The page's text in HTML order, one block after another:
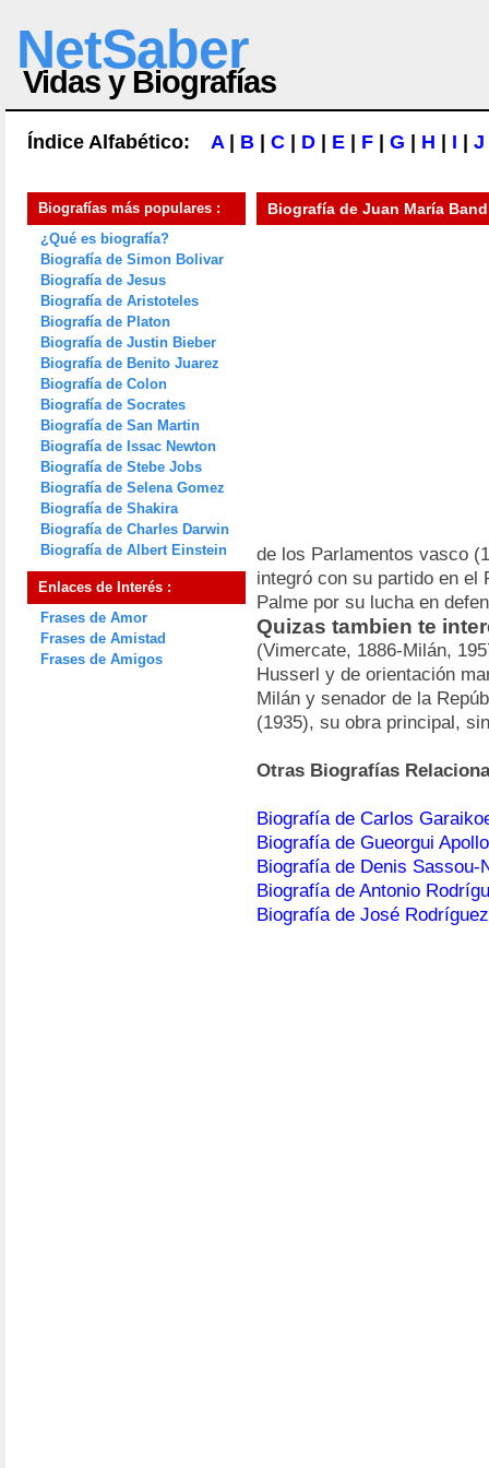
NetSaber
Vidas y Biografías
Índice Alfabético: A| B C D E F G H I J
Biografías más populares :
¿Qué es biografía?
Biografía de Simon Bolivar
Biografía de Jesus
Biografía de Aristoteles
Biografía de Platon
Biografía de Justin Bieber
Biografía de Benito Juarez
Biografía de Colon
Biografía de Socrates
Biografía de San Martin
Biografía de Issac Newton
Biografía de Stebe Jobs
Biografía de Selena Gomez
Biografía de Shakira
Biografía de Charles Darwin
Biografía de Albert Einstein
Enlaces de Interés :
Frases de Amor
Frases de Amistad
Frases de Amigos
Biografía de Juan María
de los Parlamentos vasco
integró con su partido en el
Palme por su lucha en
Quizas tambien te
(Vimercate, 1886-Milán,
Husserl y de orientación
Milán y senador de la
(1935), su obra principal,
Otras Biografías
Biografía de Carlos
Biografía de Gueorgui
Biografía de Denis Sassou-
Biografía de Antonio
Biografía de José